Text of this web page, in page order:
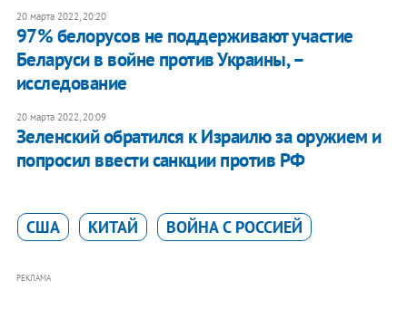
20 марта 2022, 20:20
97% белорусов не поддерживают участие
Беларуси в войне против Украины, –
исследование
20 марта 2022, 20:09
Зеленский обратился к Израилю за оружием и
попросил ввести санкции против РФ
США КИТАЙ ВОЙНА С РОССИЕЙ
РЕКЛАМА